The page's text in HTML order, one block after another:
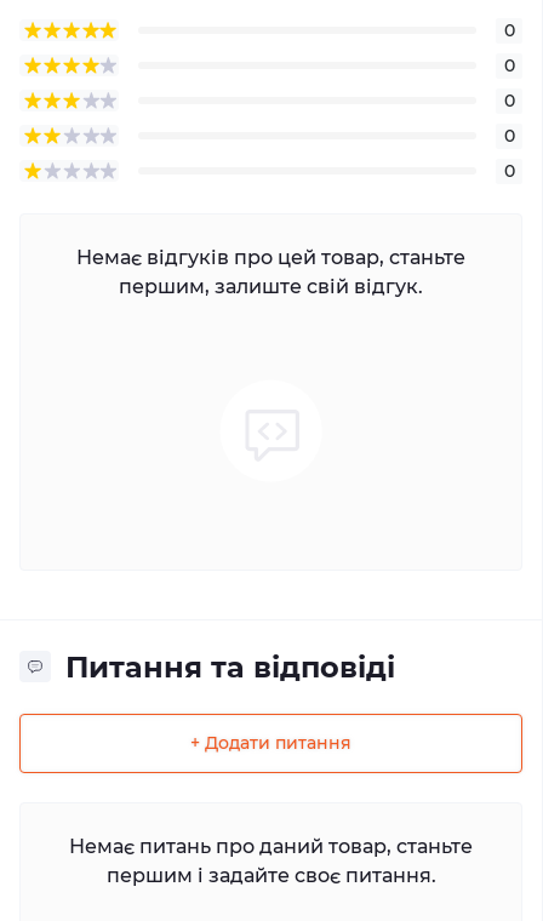
0
0
0
0
0
Немає відгуків про цей товар, станьте
першим, залиште свій відгук.
Питання та відповіді
+ Додати питання
Немає питань про даний товар, станьте
першим і задайте своє питання.